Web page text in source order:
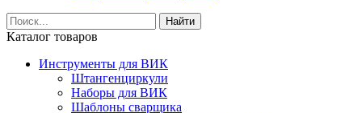
Найти
Каталог товаров
Инструменты для ВИК
Штангенциркули
Наборы для ВИК
Шаблоны сварщика